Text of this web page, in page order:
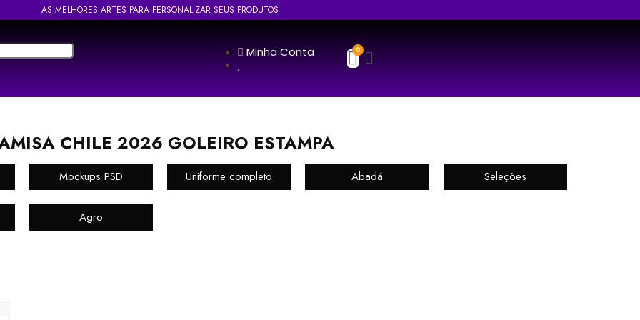
AS MELHORES ARTES PARA PERSONALIZAR SEUS PRODUTOS
Minha Conta
CHILE 2026 GOLEIRO ESTAMPA
Mockups PSD Uniforme completo Abadá Seleções
Agro